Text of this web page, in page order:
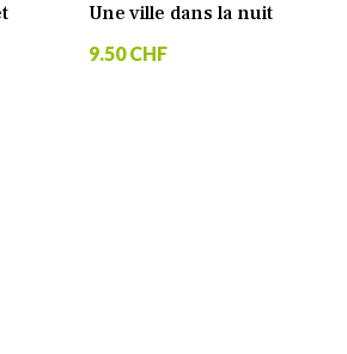
Une ville dans la nuit
9.50 CHF